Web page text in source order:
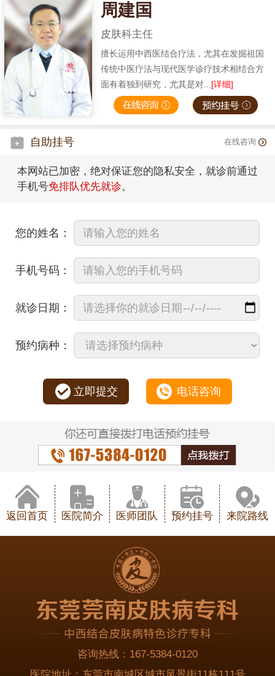
周建国
皮肤科主任
擅长运用中西医结合疗法，尤其在发掘祖国
传统中医疗法与现代医学诊疗技术相结合方
面有着独到研究，尤其是对...[详细]
自助挂号 在线咨询
本网站已加密，绝对保证您的隐私安全，就诊前通过
手机号免排队优先就诊。
您的姓名：
手机号码：
就诊日期：
预约病种：
立即提交 电话咨询
返回首页 医院简介 医师团队 预约挂号 来院路线
咨询热线： 167-5384-0120